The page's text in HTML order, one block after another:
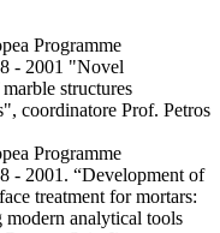
Programme
- 2001 "Novel
structures
coordinatore Prof. Petros
Programme
- 2001. “Development of
treatment for mortars:
modern analytical tools